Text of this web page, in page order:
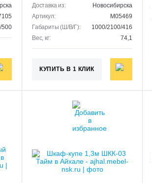
500
Доставка из:
Новосибирска
Артикул:
M05469
Габариты (Ш/В/Г):
1000/2100/416
Вес, кг:
74,1
КУПИТЬ В 1 КЛИК